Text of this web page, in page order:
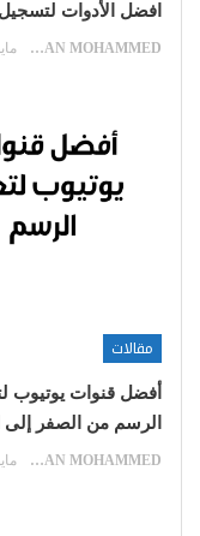
افضل الأدوات
EMAN MOHAMMED مايو 30,
مقالات
أفضل قنوات يوتيوب
الرسم من الصفر
EMAN MOHAMMED مايو 3,